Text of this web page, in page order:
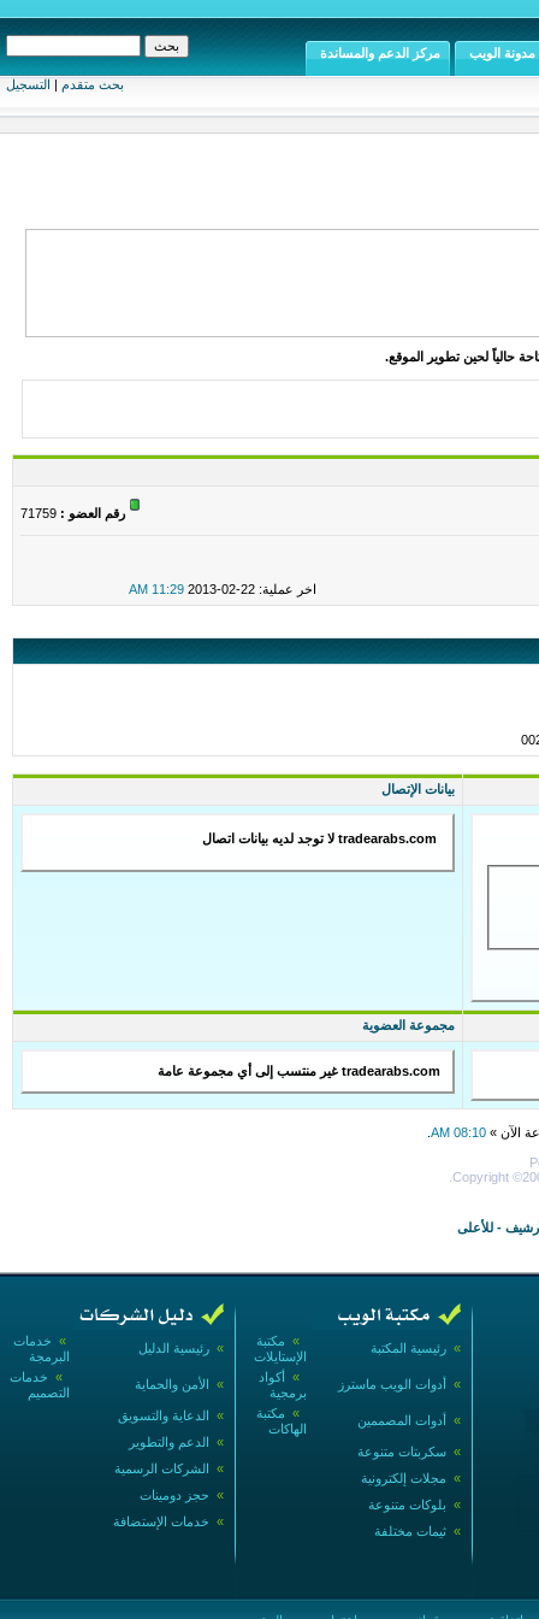
بحث متقدم | التسجيل
مدونة الويب مركز الدعم والمساندة
حالياً لحين تطوير الموقع.
رقم العضو :
اخر عملية: 22-02-2013 11:29 AM
بيانات الإتصال
tradearabs.com لا توجد لديه بيانات اتصال
مجموعة العضوية
tradearabs.com غير منتسب إلى أي مجموعة عامة
الآن » 08:10 AM
Copyright
- للأعلى
» خدمات
البرمجة
» رئيسية الدليل
» خدمات
التصميم
» الأمن والحماية
» الدعاية والتسويق
» الدعم والتطوير
» الشركات الرسمية
» حجز دومينات
» خدمات الإستضافة
» مكتبة
الإستايلات
» رئيسية المكتبة
» أكواد
برمجية
» أدوات الويب ماسترز
» مكتبة
الهاكات
» أدوات المصممين
» سكربتات متنوعة
» مجلات إلكترونية
» بلوكات متنوعة
» ثيمات مختلفة